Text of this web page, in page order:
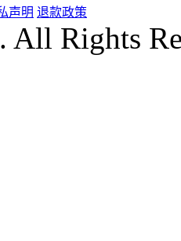
声明 退款政策
Rights